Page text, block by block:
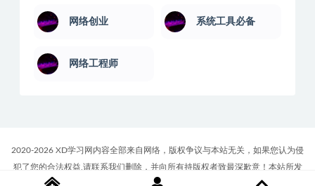
网络创业 系统工具必备
网络工程师
2020-2026 XD学习网内容全部来自网络，版权争议与本站无关，如果您认为侵
犯了您的合法权益,请联系我们删除，并向所有持版权者致最深歉意！本站所发
布的一切学习教程、软件等资料仅限用于学习体验和研究目的；请自觉下载后